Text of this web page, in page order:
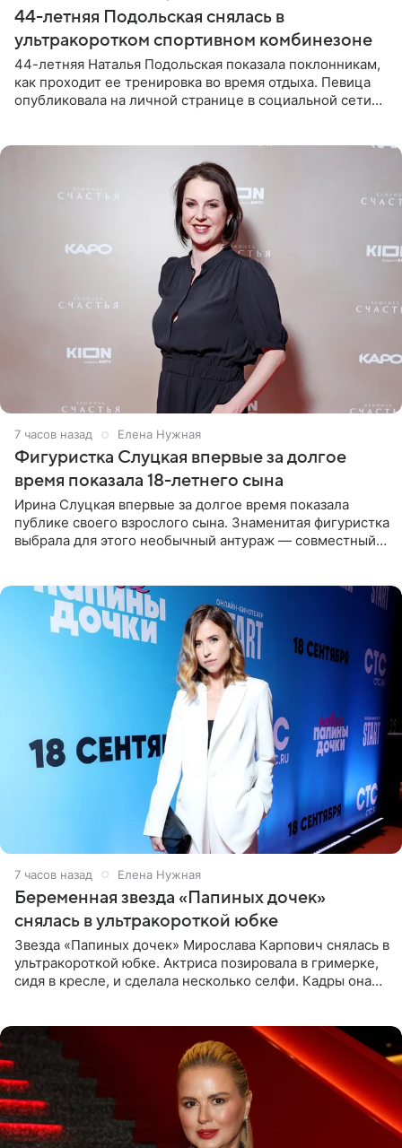
44-летняя Подольская снялась в
ультракоротком спортивном комбинезоне
44-летняя Наталья Подольская показала поклонникам,
как проходит ее тренировка во время отдыха. Певица
опубликовала на личной странице в социальной сети
7 часов назад Елена Нужная
Фигуристка Слуцкая впервые за долгое
время показала 18-летнего сына
Ирина Слуцкая впервые за долгое время показала
публике своего взрослого сына. Знаменитая фигуристка
выбрала для этого необычный антураж — совместный
7 часов назад Елена Нужная
Беременная звезда «Папиных дочек»
снялась в ультракороткой юбке
Звезда «Папиных дочек» Мирослава Карпович снялась в
ультракороткой юбке. Актриса позировала в гримерке,
сидя в кресле, и сделала несколько селфи. Кадры она